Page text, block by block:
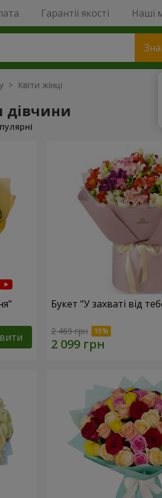
Гарантії якості Наші
> Квіти жінці
дівчини
Букет "У захваті від
2 469 грн